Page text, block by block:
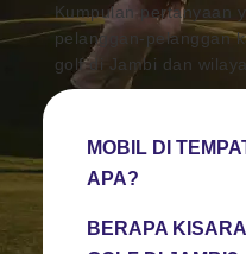
Kumpulan pertanyaan
pelanggan-pelanggan
golf di Jambi dan
MOBIL DI
APA?
BERAPA